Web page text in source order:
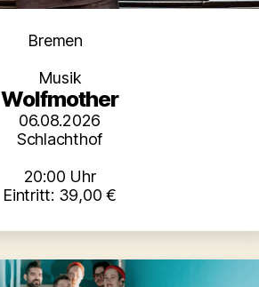
Kategorien
Bremen
Musik
Wolfmother
06.08.2026
Schlachthof
20:00 Uhr
Eintritt: 39,00 €